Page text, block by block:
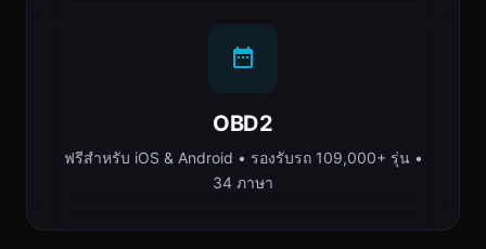
OBD2
ฟรีสำหรับ iOS & Android • รองรับรถ 109,000+ รุ่น •
34 ภาษา